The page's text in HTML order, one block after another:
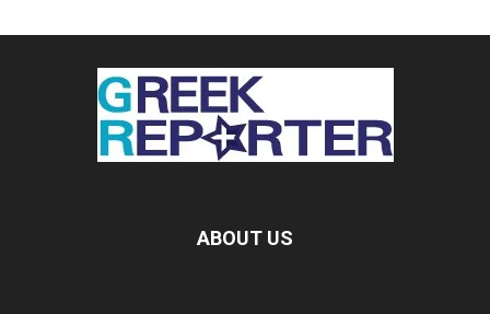
ABOUT US